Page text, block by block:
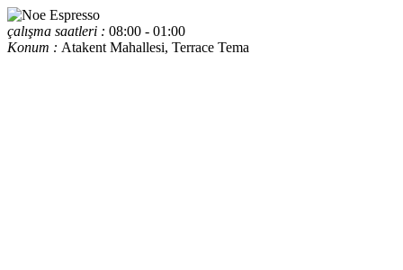
çalışma saatleri : 08:00 - 01:00
Konum : Atakent Mahallesi, Terrace Tema